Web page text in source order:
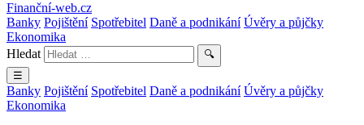
Finanční-web.cz
Banky Pojištění Spotřebitel Daně a podnikání Úvěry a půjčky
Ekonomika
Hledat
🔍
☰
Banky Pojištění Spotřebitel Daně a podnikání Úvěry a půjčky
Ekonomika